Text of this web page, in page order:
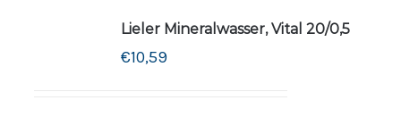
Lieler Mineralwasser, Vital 20/0,5
€10,59